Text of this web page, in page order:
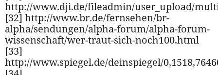
http://www.dji.de/fileadmin/user_upload/
[32] http://www.br.de/fernsehen/br-
alpha/sendungen/alpha-forum/alpha-forum-
wissenschaft/wer-traut-sich-noch100.html
[33]
http://www.spiegel.de/deinspiegel/